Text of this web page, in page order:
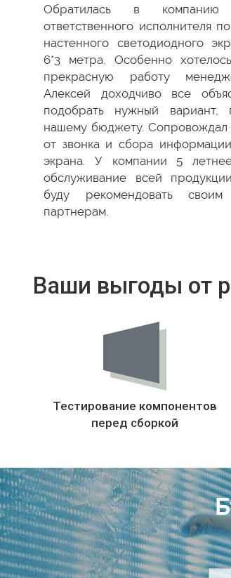
Обратилась в
ответственного исполнителя
настенного светодиодного
6*3 метра. Особенно
прекрасную работу
Алексей доходчиво все
подобрать нужный вариант,
нашему бюджету. Сопровождал
от звонка и сбора
экрана. У компании 5
обслуживание всей
буду рекомендовать
партнерам.
Ваши выгоды от
Тестирование компонентов
перед сборкой